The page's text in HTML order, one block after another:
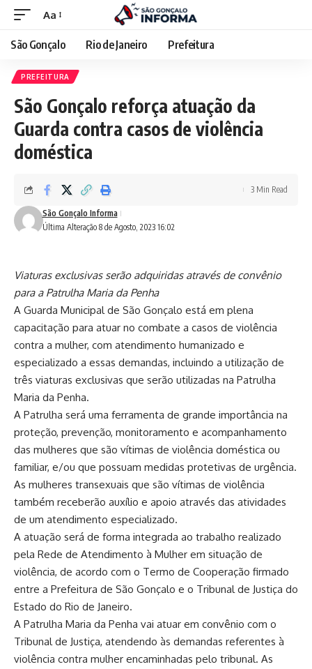
Aa
São Gonçalo Rio de Janeiro Prefeitura
PREFEITURA
São Gonçalo reforça atuação da
Guarda contra casos de violência
doméstica
Última Alteração 8 de Agosto, 2023 16:02
São Gonçalo Informa
3 Min Read
Viaturas exclusivas serão adquiridas através de convênio
para a Patrulha Maria da Penha
A Guarda Municipal de São Gonçalo está em plena
capacitação para atuar no combate a casos de violência
contra a mulher, com atendimento humanizado e
especializado a essas demandas, incluindo a utilização de
três viaturas exclusivas que serão utilizadas na Patrulha
Maria da Penha.
A Patrulha será uma ferramenta de grande importância na
proteção, prevenção, monitoramento e acompanhamento
das mulheres que são vítimas de violência doméstica ou
familiar, e/ou que possuam medidas protetivas de urgência.
As mulheres transexuais que são vítimas de violência
também receberão auxílio e apoio através das atividades
de um atendimento especializado.
A atuação será de forma integrada ao trabalho realizado
pela Rede de Atendimento à Mulher em situação de
violência, de acordo com o Termo de Cooperação firmado
entre a Prefeitura de São Gonçalo e o Tribunal de Justiça do
Estado do Rio de Janeiro.
A Patrulha Maria da Penha vai atuar em convênio com o
Tribunal de Justiça, atendendo às demandas referentes à
violência contra mulher encaminhadas pelo tribunal. As